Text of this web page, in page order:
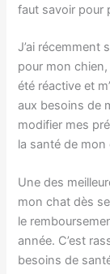
faut savoir pour
J’ai récemment
pour mon chien,
été réactive et
aux besoins de
modifier mes
la santé de
Une des
mon chat dès
le
année. C’est
besoins de